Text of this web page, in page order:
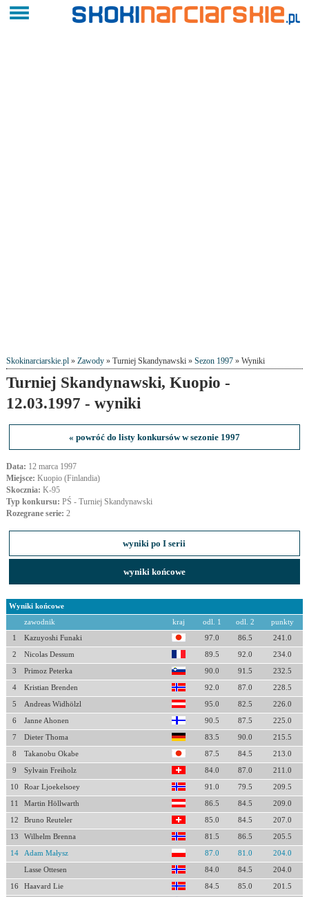
Skokinarciarskie.pl» Zawody» Turniej Skandynawski » Sezon 1997» Wyniki
Turniej Skandynawski, Kuopio -
12.03.1997 - wyniki
« powróć do listy konkursów w sezonie 1997
Data: 12 marca 1997
Miejsce: Kuopio (Finlandia)
Skocznia: K-95
Typ konkursu: PŚ - Turniej Skandynawski
Rozegrane serie: 2
wyniki po I serii
wyniki końcowe
Wyniki końcowe
zawodnik kraj odl. 1 odl. 2 punkty
1 Kazuyoshi Funaki 97.0 86.5 241.0
2 Nicolas Dessum 89.5 92.0 234.0
3 Primoz Peterka 90.0 91.5 232.5
4 Kristian Brenden 92.0 87.0 228.5
5 Andreas Widhölzl 95.0 82.5 226.0
6 Janne Ahonen 90.5 87.5 225.0
7 Dieter Thoma 83.5 90.0 215.5
8 Takanobu Okabe 87.5 84.5 213.0
9 Sylvain Freiholz 84.0 87.0 211.0
10 Roar Ljoekelsoey 91.0 79.5 209.5
11 Martin Höllwarth 86.5 84.5 209.0
12 Bruno Reuteler 85.0 84.5 207.0
13 Wilhelm Brenna 81.5 86.5 205.5
14 Adam Małysz 87.0 81.0 204.0
Lasse Ottesen 84.0 84.5 204.0
16 Haavard Lie 84.5 85.0 201.5